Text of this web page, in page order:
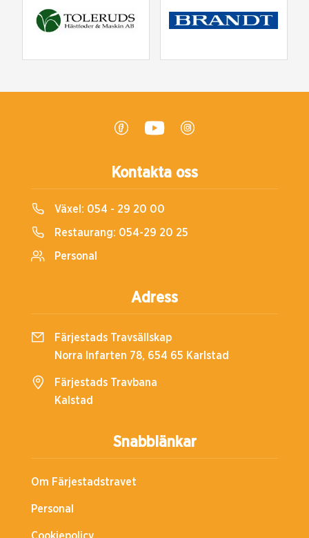
Snabblänkar
Om Färjestadstravet
Personal
Kontakta oss
Växel: 054 - 29 20 00
Restaurang: 054-29 20 25
Personal
Adress
Färjestads Travsällskap
Norra Infarten 78, 654 65 Karlstad
Färjestads Travbana
Kalstad